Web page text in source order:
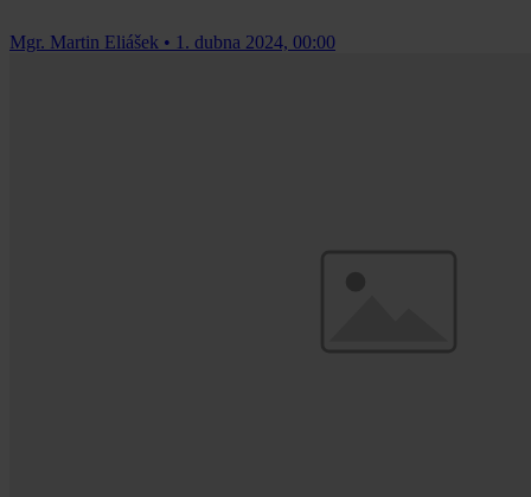
Mgr. Martin Eliášek • 1. dubna 2024, 00:00